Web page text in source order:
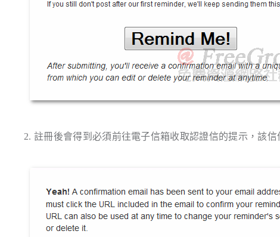
2. 註冊後會得到必須前往電子信箱收取認證信的提示，該